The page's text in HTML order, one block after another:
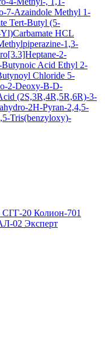
7-Azaindole Methyl 1-
Tert-Butyl (5-
HCL
1,3-
2-
Butynoic Acid Ethyl 2-
Chloride 5-
2-Deoxy-B-D-
(2S,3R,4R,5R,6R)-3-
2H-Pyran-2,4,5-
Tris(benzyloxy)-
СГГ-20 Колион-701
02 Эксперт